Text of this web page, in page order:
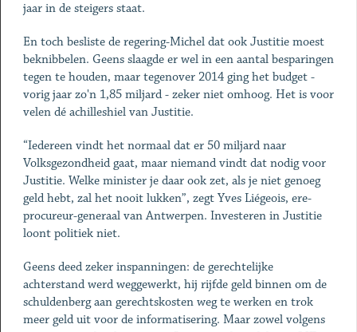
jaar in de steigers staat.
En toch besliste de regering-Michel dat ook Justitie moest
beknibbelen. Geens slaagde er wel in een aantal besparingen
tegen te houden, maar tegenover 2014 ging het budget -
vorig jaar zo'n 1,85 miljard - zeker niet omhoog. Het is voor
velen dé achilleshiel van Justitie.
“Iedereen vindt het normaal dat er 50 miljard naar
Volksgezondheid gaat, maar niemand vindt dat nodig voor
Justitie. Welke minister je daar ook zet, als je niet genoeg
geld hebt, zal het nooit lukken”, zegt Yves Liégeois, ere-
procureur-generaal van Antwerpen. Investeren in Justitie
loont politiek niet.
Geens deed zeker inspanningen: de gerechtelijke
achterstand werd weggewerkt, hij rijfde geld binnen om de
schuldenberg aan gerechtskosten weg te werken en trok
meer geld uit voor de informatisering. Maar zowel volgens